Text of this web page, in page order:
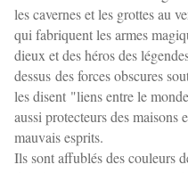
les cavernes et les grottes au
qui fabriquent les armes
dieux et des héros des
dessus des forces obscures
les disent "liens entre le
aussi protecteurs des maisons
mauvais esprits.
Ils sont affublés des couleurs